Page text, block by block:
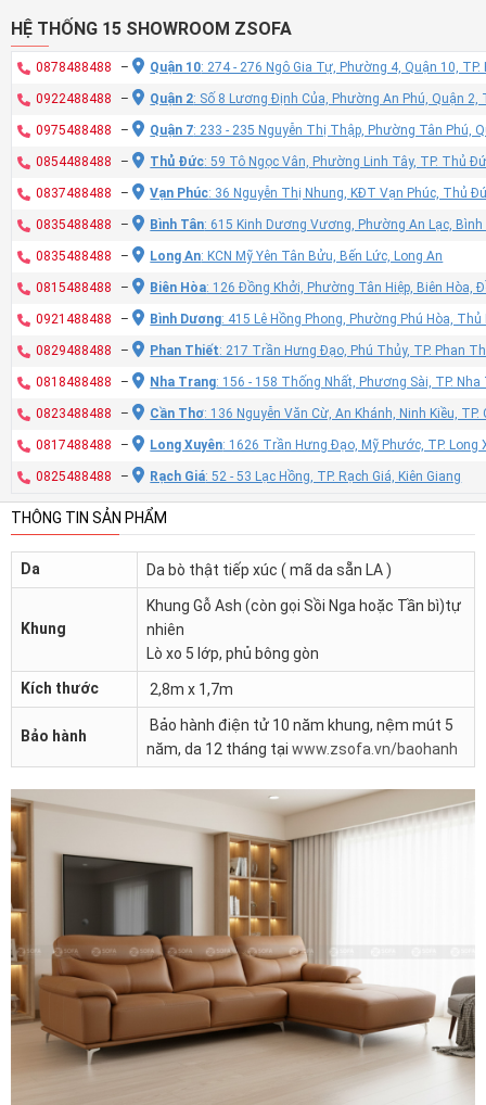
HỆ THỐNG 15 SHOWROOM ZSOFA
0878488488 – Quận 10: 274 - 276 Ngô Gia Tự, Phường 4, Quận 10, TP.
0922488488 – Quận 2: Số 8 Lương Định Của, Phường An Phú, Quận 2,
0975488488 – Quận 7: 233 - 235 Nguyễn Thị Thập, Phường Tân Phú,
0854488488 – Thủ Đức: 59 Tô Ngọc Vân, Phường Linh Tây, TP. Thủ
0837488488 – Vạn Phúc: 36 Nguyễn Thị Nhung, KĐT Vạn Phúc, Thủ
0835488488 – Bình Tân: 615 Kinh Dương Vương, Phường An Lạc, Bình
0835488488 – Long An: KCN Mỹ Yên Tân Bửu, Bến Lức, Long An
0815488488 – Biên Hòa: 126 Đồng Khởi, Phường Tân Hiệp, Biên Hòa,
0921488488 – Bình Dương: 415 Lê Hồng Phong, Phường Phú Hòa,
0829488488 – Phan Thiết: 217 Trần Hưng Đạo, Phú Thủy, TP. Phan
0818488488 – Nha Trang: 156 - 158 Thống Nhất, Phương Sài, TP.
0823488488 – Cần Thơ: 136 Nguyễn Văn Cừ, An Khánh, Ninh Kiều,
0817488488 – Long Xuyên: 1626 Trần Hưng Đạo, Mỹ Phước, TP. Long
0825488488 – Rạch Giá: 52 - 53 Lạc Hồng, TP. Rạch Giá, Kiên Giang
THÔNG TIN SẢN PHẨM
Da Da bò thật tiếp xúc ( mã da sẵn LA )
Khung
Khung Gỗ Ash (còn gọi Sồi Nga hoặc Tần bì)tự
nhiên
Lò xo 5 lớp, phủ bông gòn
Kích thước
2,8m x 1,7m
Bảo hành
Bảo hành điện tử 10 năm khung, nệm mút 5
năm, da 12 tháng tại www.zsofa.vn/baohanh